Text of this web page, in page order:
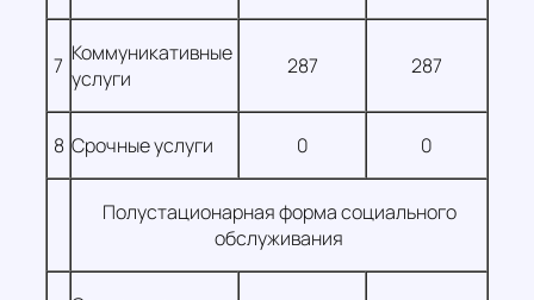
7 Коммуникативные
услуги
287 287
8 Срочные услуги 0 0
Полустационарная форма социального
обслуживания